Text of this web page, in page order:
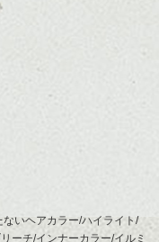
いヘアカラー/ハイライト/
ーチ/インナーカラー/イルミ